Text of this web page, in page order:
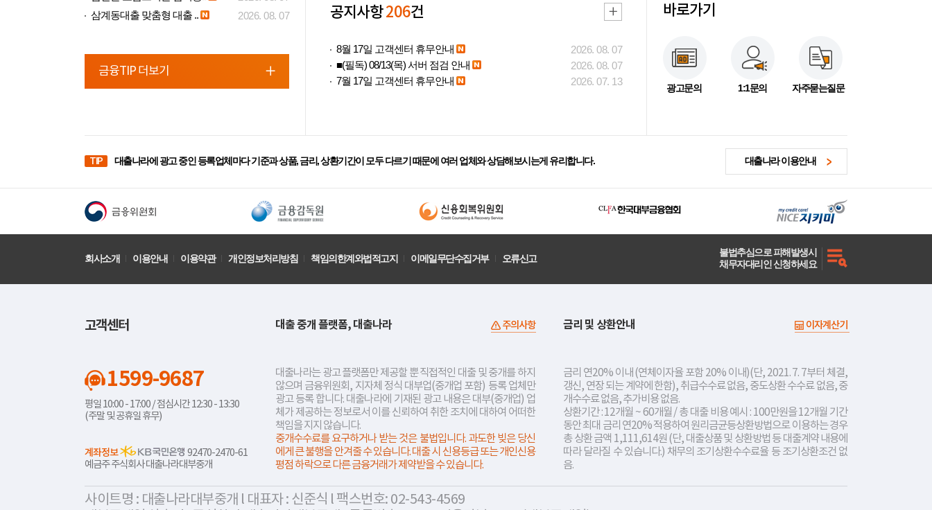
삼계동대출 맞춤형 대출 ..
2026. 08. 07
금융TIP 더보기
공지사항206건
8월 17일 고객센터 휴무안내
2026. 08. 07
■(필독) 08/13(목) 서버 점검 안내
2026. 08. 07
7월 17일 고객센터 휴무안내
2026. 07. 13
바로가기
광고문의 1:1문의 자주묻는질문
TIP 대출나라에 광고 중인 등록업체마다 기준과 상품, 금리, 상환기간이 모두 다르기 때문에 여러 업체와 상담해보시는게 유리합니다. 대출나라 이용안내
회사소개 이용안내 이용약관 개인정보처리방침 책임의한계와법적고지 이메일무단수집거부 오류신고
불법추심으로 피해발생시
채무자대리인 신청하세요
고객센터
1599-9687
평일 10:00 - 17:00 / 점심시간 12:30 - 13:30
(주말 및 공휴일 휴무)
계좌정보
92470-2470-61
예금주 주식회사 대출나라대부중개
대출 중개 플랫폼, 대출나라 주의사항
대출나라는 광고 플랫폼만 제공할 뿐 직접적인 대출 및 중개를 하지
않으며 금융위원회, 지자체 정식 대부업(중개업 포함) 등록 업체만
광고 등록 합니다. 대출나라에 기재된 광고 내용은 대부(중개업) 업
체가 제공하는 정보로서 이를 신뢰하여 취한 조치에 대하여 어떠한
책임을 지지 않습니다.
중개수수료를 요구하거나 받는 것은 불법입니다. 과도한 빚은 당신
에게 큰 불행을 안겨줄 수 있습니다. 대출 시 신용등급 또는 개인신용
평점 하락으로 다른 금융거래가 제약받을 수 있습니다.
금리 및 상환안내 이자계산기
금리 연20% 이내 (연체이자율 포함 20% 이내)(단, 2021. 7. 7부터 체결,
갱신, 연장 되는 계약에 한함), 취급수수료 없음, 중도상환 수수료 없음, 중
개수수료 없음, 추가비용 없음.
상환기간 : 12개월 ~ 60개월 / 총 대출 비용 예시 : 100만원을 12개월 기간
동안 최대 금리 연20% 적용하여 원리금균등상환방법으로 이용하는 경우
총 상환 금액 1,111,614원 (단, 대출상품 및 상환방법 등 대출계약 내용에
따라 달라질 수 있습니다.) 채무의 조기상환수수료율 등 조기상환조건 없
음.
사이트명 : 대출나라대부중개 l 대표자 : 신준식 l 팩스번호: 02-543-4569